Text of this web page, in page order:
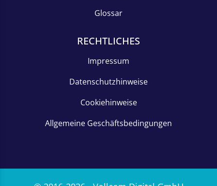
Glossar
RECHTLICHES
Impressum
Datenschutzhinweise
Cookiehinweise
Allgemeine Geschäftsbedingungen